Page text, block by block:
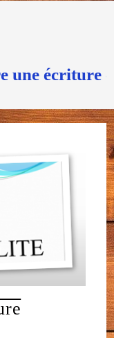
une écriture